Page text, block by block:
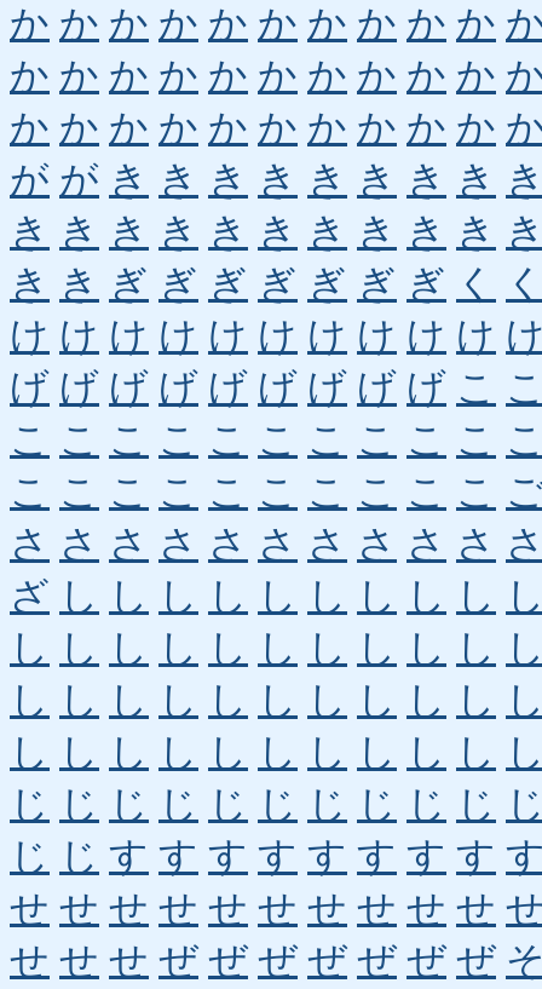
か か か か か か か か か か
か か か か か か か か か か
か か か か か か か か か か
が が き き き き き き き き
き き き き き き き き き き
き き ぎ ぎ ぎ ぎ ぎ ぎ ぎ く
け け け け け け け け け け
げ げ げ げ げ げ げ げ げ こ
こ こ こ こ こ こ こ こ こ こ
こ こ こ こ こ こ こ こ こ こ
さ さ さ さ さ さ さ さ さ さ
ざ し し し し し し し し し
し し し し し し し し し し
し し し し し し し し し し
し し し し し し し し し し
じ じ じ じ じ じ じ じ じ じ
じ じ す す す す す す す す
せ せ せ せ せ せ せ せ せ せ
せ せ せ ぜ ぜ ぜ ぜ ぜ ぜ ぜ